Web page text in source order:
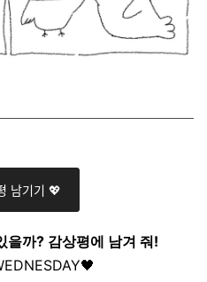
남기기 💖
을까? 감상평에 남겨 줘!